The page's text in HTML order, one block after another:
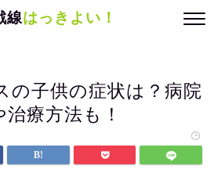
線はっきよい！
の子供の症状は？病院
療方法も！